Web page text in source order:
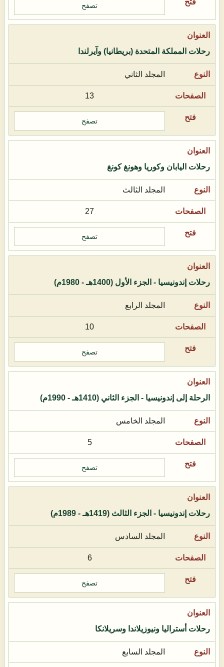
تصفح
رحلات المملكة المتحدة (بريطانيا) وآيرلندا
المجلد الثاني
13
تصفح
رحلات اليابان وكوريا وهونغ كونغ
المجلد الثالث
27
تصفح
رحلات إندونيسيا - الجزء الأول (1400هـ - 1980م)
المجلد الرابع
10
تصفح
الرحلة إلى إندونيسيا - الجزء الثاني (1410هـ - 1990م)
المجلد الخامس
5
تصفح
رحلات إندونيسيا - الجزء الثالث (1419هـ - 1989م)
المجلد السادس
6
تصفح
رحلات أستراليا ونيوزيلاندا وسريلانكا
المجلد السابع